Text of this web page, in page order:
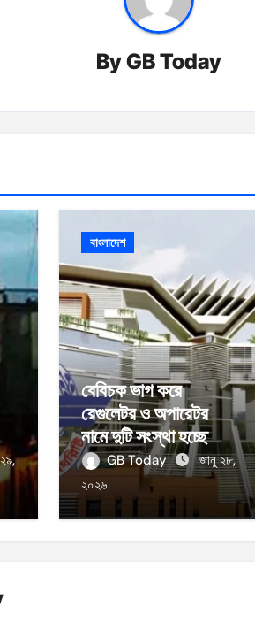
ByGB Today
বাংলাদেশ
বেবিচক ভাগ করে
রেগুলেটর ও অপারেটর
নামে দুটি সংস্থা হচ্ছে
GB Today
জানু ২৮,
২০২৬